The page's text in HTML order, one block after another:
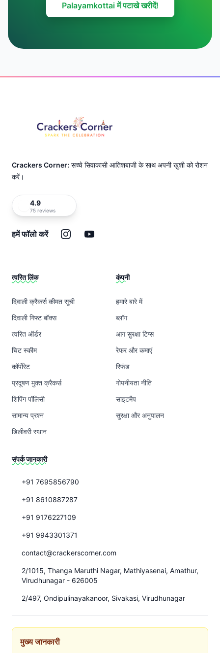
Palayamkottai में पटाखे खरीदें!
Crackers Corner: सच्चे सिवाकासी आतिशबाजी के साथ अपनी खुशी को रोशन
करें।
4.9
75 reviews
हमें फॉलो करें इंस्टाग्रामयूट्यूब
त्वरित लिंक
दिवाली क्रैकर्स कीमत सूची
दिवाली गिफ्ट बॉक्स
त्वरित ऑर्डर
चिट स्कीम
कॉर्पोरेट
प्रदूषण मुक्त क्रैकर्स
शिपिंग पॉलिसी
सामान्य प्रश्न
डिलीवरी स्थान
कंपनी
हमारे बारे में
ब्लॉग
आग सुरक्षा टिप्स
रेफर और कमाएं
रिफंड
गोपनीयता नीति
साइटमैप
सुरक्षा और अनुपालन
संपर्क जानकारी
+91 7695856790
+91 8610887287
+91 9176227109
+91 9943301371
contact@crackerscorner.com
2/1015, Thanga Maruthi Nagar, Mathiyasenai, Amathur,
Virudhunagar - 626005
2/497, Ondipulinayakanoor, Sivakasi, Virudhunagar
मुख्य जानकारी